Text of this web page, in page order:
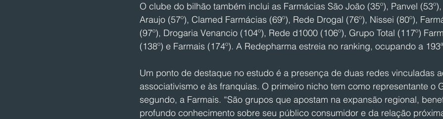
O clube do bilhão também inclui as Farmácias São João (35º), Panvel
Araujo (57º), Clamed Farmácias (69º), Rede Drogal (76º), Nissei (80º),
(97º), Drogaria Venancio (104º), Rede d1000 (106º), Grupo Total (117º)
(138º) e Farmais (174º). A Redepharma estreia no ranking, ocupando a
Um ponto de destaque no estudo é a presença de duas redes vinculadas
associativismo e às franquias. O primeiro nicho tem como representante o
segundo, a Farmais. “São grupos que apostam na expansão regional,
profundo conhecimento sobre seu público consumidor e da relação